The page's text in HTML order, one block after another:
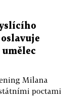
Milana
poctami